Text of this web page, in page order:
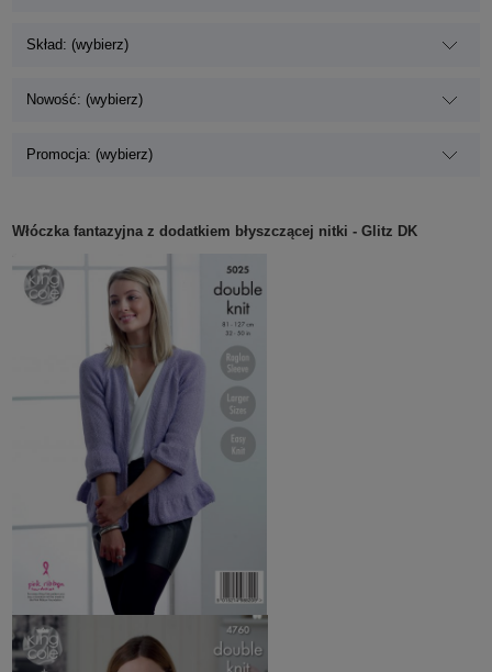
Skład: (wybierz)
Nowość: (wybierz)
Promocja: (wybierz)
Włóczka fantazyjna z dodatkiem błyszczącej nitki - Glitz DK